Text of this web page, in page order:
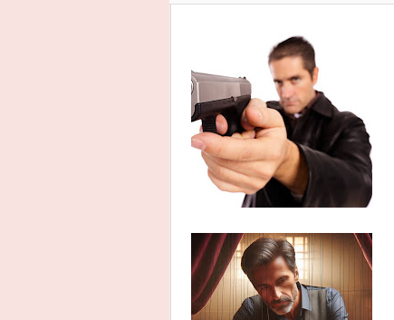
Basicamente porque, por trás de
uma má intenção, geralmente só
existem intenções ainda piores. É
improvável (para não me
aventurar no termo impossível)
que, por trás de uma má intenção,
exista uma boa intenção. Não se
de ações mal-intencionadas.